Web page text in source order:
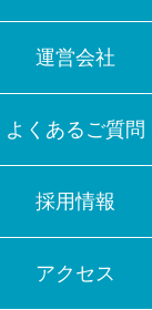
運営会社
よくあるご質問
採用情報
アクセス